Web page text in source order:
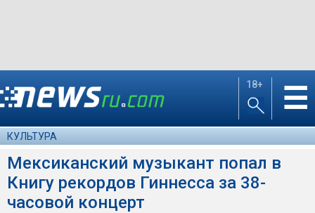
18+ ☰
КУЛЬТУРА
Мексиканский музыкант попал в
Книгу рекордов Гиннесса за 38-
часовой концерт